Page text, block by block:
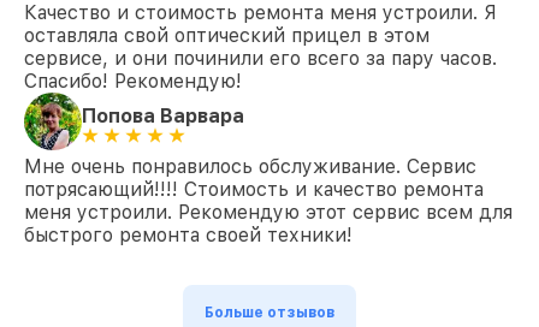
Качество и стоимость ремонта меня устроили. Я
оставляла свой оптический прицел в этом
сервисе, и они починили его всего за пару часов.
Спасибо! Рекомендую!
Попова Варвара
Мне очень понравилось обслуживание. Сервис
потрясающий!!!! Стоимость и качество ремонта
меня устроили. Рекомендую этот сервис всем для
быстрого ремонта своей техники!
Больше отзывов